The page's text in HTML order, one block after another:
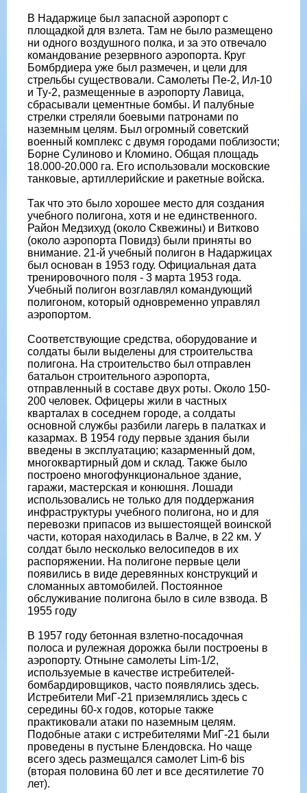
В Надаржице был запасной аэропорт с
площадкой для взлета. Там не было размещено
ни одного воздушного полка, и за это отвечало
командование резервного аэропорта. Круг
Бомбрдиера уже был размечен, и цели для
стрельбы существовали. Самолеты Пе-2, Ил-10
и Ту-2, размещенные в аэропорту Лавица,
сбрасывали цементные бомбы. И палубные
стрелки стреляли боевыми патронами по
наземным целям. Был огромный советский
военный комплекс с двумя городами поблизости;
Борне Сулиново и Кломино. Общая площадь
18.000-20.000 га. Его использовали московские
танковые, артиллерийские и ракетные войска.
Так что это было хорошее место для создания
учебного полигона, хотя и не единственного.
Район Медзихуд (около Сквежины) и Витково
(около аэропорта Повидз) были приняты во
внимание. 21-й учебный полигон в Надаржицах
был основан в 1953 году. Официальная дата
тренировочного поля - 3 марта 1953 года.
Учебный полигон возглавлял командующий
полигоном, который одновременно управлял
аэропортом.
Соответствующие средства, оборудование и
солдаты были выделены для строительства
полигона. На строительство был отправлен
батальон строительного аэропорта,
отправленный в составе двух роты. Около 150-
200 человек. Офицеры жили в частных
кварталах в соседнем городе, а солдаты
основной службы разбили лагерь в палатках и
казармах. В 1954 году первые здания были
введены в эксплуатацию; казарменный дом,
многоквартирный дом и склад. Также было
построено многофункциональное здание,
гаражи, мастерская и конюшня. Лошади
использовались не только для поддержания
инфраструктуры учебного полигона, но и для
перевозки припасов из вышестоящей воинской
части, которая находилась в Валче, в 22 км. У
солдат было несколько велосипедов в их
распоряжении. На полигоне первые цели
появились в виде деревянных конструкций и
сломанных автомобилей. Постоянное
обслуживание полигона было в силе взвода. В
1955 году
В 1957 году бетонная взлетно-посадочная
полоса и рулежная дорожка были построены в
аэропорту. Отныне самолеты Lim-1/2,
используемые в качестве истребителей-
бомбардировщиков, часто появлялись здесь.
Истребители МиГ-21 приземлялись здесь с
середины 60-х годов, которые также
практиковали атаки по наземным целям.
Подобные атаки с истребителями МиГ-21 были
проведены в пустыне Блендовска. Но чаще
всего здесь размещался самолет Lim-6 bis
(вторая половина 60 лет и все десятилетие 70
лет).